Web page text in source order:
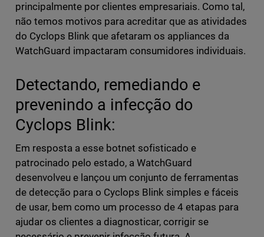
principalmente por clientes empresariais. Como tal,
não temos motivos para acreditar que as atividades
do Cyclops Blink que afetaram os appliances da
WatchGuard impactaram consumidores individuais.
Detectando, remediando e
prevenindo a infecção do
Cyclops Blink:
Em resposta a esse botnet sofisticado e
patrocinado pelo estado, a WatchGuard
desenvolveu e lançou um conjunto de ferramentas
de detecção para o Cyclops Blink simples e fáceis
de usar, bem como um processo de 4 etapas para
ajudar os clientes a diagnosticar, corrigir se